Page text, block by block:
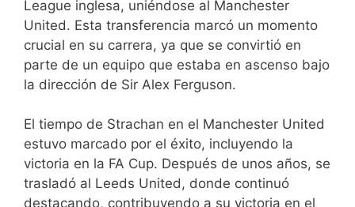
League inglesa, uniéndose al Manchester
United. Esta transferencia marcó un momento
crucial en su carrera, ya que se convirtió en
parte de un equipo que estaba en ascenso bajo
la dirección de Sir Alex Ferguson.
El tiempo de Strachan en el Manchester United
estuvo marcado por el éxito, incluyendo la
victoria en la FA Cup. Después de unos años, se
trasladó al Leeds United, donde continuó
destacando, contribuyendo a su victoria en el